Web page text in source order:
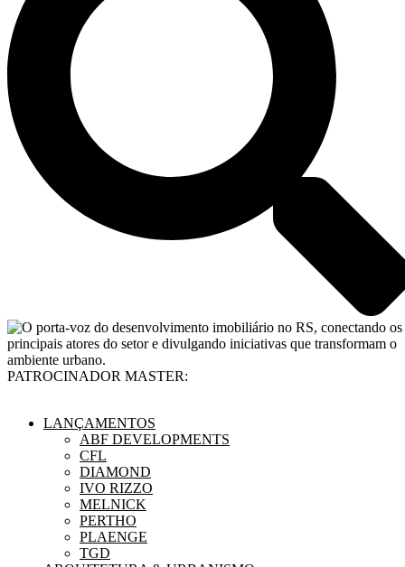
PATROCINADOR MASTER:
LANÇAMENTOS
ABF DEVELOPMENTS
CFL
DIAMOND
IVO RIZZO
MELNICK
PERTHO
PLAENGE
TGD